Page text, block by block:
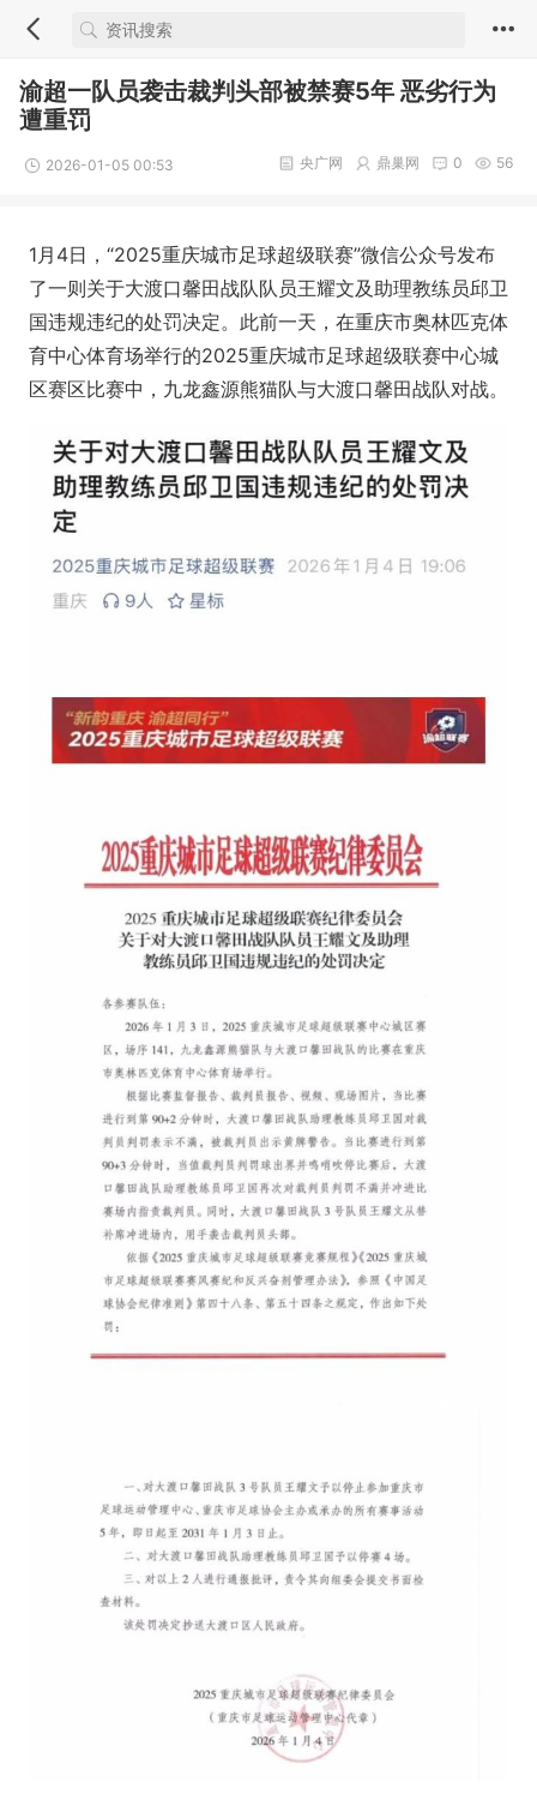
渝超一队员袭击裁判头部被禁赛5年 恶劣行为
遭重罚
2026-01-05 00:53 56
0
鼎巢网
央广网
1月4日，“2025重庆城市足球超级联赛”微信公众号发布
了一则关于大渡口馨田战队队员王耀文及助理教练员邱卫
国违规违纪的处罚决定。此前一天，在重庆市奥林匹克体
育中心体育场举行的2025重庆城市足球超级联赛中心城
区赛区比赛中，九龙鑫源熊猫队与大渡口馨田战队对战。